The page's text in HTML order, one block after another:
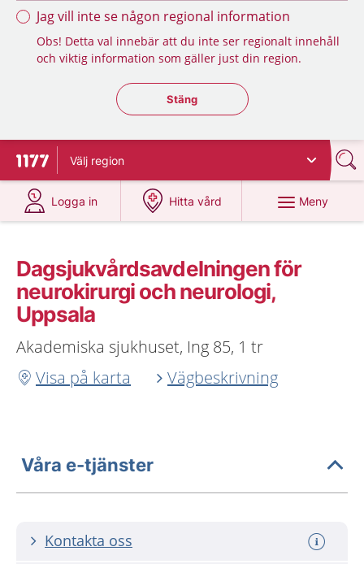
Jag vill inte se någon regional information
Obs! Detta val innebär att du inte ser regionalt innehåll
och viktig information som gäller just din region.
Stäng regionsväljaren
Stäng
Till startsidan för 1177
Välj region
Logga in
på 1177.se
Hitta vård
på 1177.se
Meny
Dagsjukvårdsavdelningen för
neurokirurgi och neurologi,
Uppsala
Akademiska sjukhuset, Ing 85, 1 tr
Visa på karta
Vägbeskrivning
Våra e-tjänster
Kontakta oss